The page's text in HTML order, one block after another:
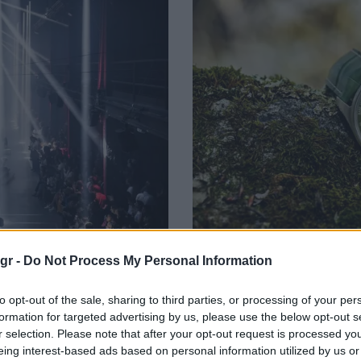
- Do Not Process My Personal Information
opt-out of the sale, sharing to third parties, or processing of your
for targeted advertising by us, please use the below opt-out
selection. Please note that after your opt-out request is processed
interest-based ads based on personal information utilized by us
σε club του
όρο των χώρων που
Το πράσινο αλλάζει
08/07/2018
Αν αναρωτιέστε ποιο χρώμα
ωρολογοποιίας η απάντηση